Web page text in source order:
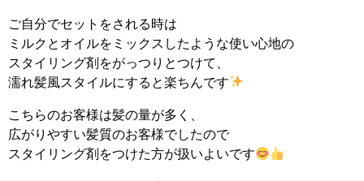
ご自分でセットをされる時は
ミルクとオイルをミックスしたような使い心地の
スタイリング剤をがっつりとつけて、
濡れ髪風スタイルにすると楽ちんです
こちらのお客様は髪の量が多く、
広がりやすい髪質のお客様でしたので
スタイリング剤をつけた方が扱いよいです